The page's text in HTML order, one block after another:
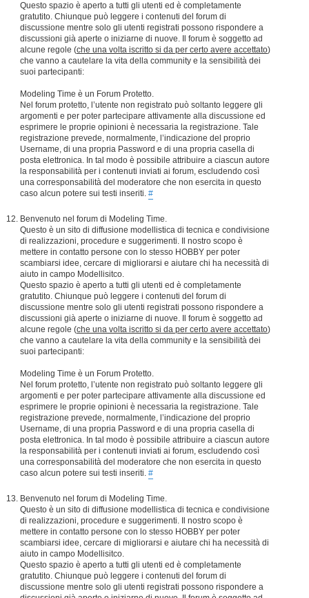
Questo spazio è aperto a tutti gli utenti ed è completamente
gratutito. Chiunque può leggere i contenuti del forum di
discussione mentre solo gli utenti registrati possono rispondere a
discussioni già aperte o iniziarne di nuove. Il forum è soggetto ad
alcune regole (che una volta iscritto si da per certo avere accettato)
che vanno a cautelare la vita della community e la sensibilità dei
suoi partecipanti:
Modeling Time è un Forum Protetto.
Nel forum protetto, l’utente non registrato può soltanto leggere gli
argomenti e per poter partecipare attivamente alla discussione ed
esprimere le proprie opinioni è necessaria la registrazione. Tale
registrazione prevede, normalmente, l’indicazione del proprio
Username, di una propria Password e di una propria casella di
posta elettronica. In tal modo è possibile attribuire a ciascun autore
la responsabilità per i contenuti inviati ai forum, escludendo così
una corresponsabilità del moderatore che non esercita in questo
caso alcun potere sui testi inseriti. #
Benvenuto nel forum di Modeling Time.
Questo è un sito di diffusione modellistica di tecnica e condivisione
di realizzazioni, procedure e suggerimenti. Il nostro scopo è
mettere in contatto persone con lo stesso HOBBY per poter
scambiarsi idee, cercare di migliorarsi e aiutare chi ha necessità di
aiuto in campo Modellisitco.
Questo spazio è aperto a tutti gli utenti ed è completamente
gratutito. Chiunque può leggere i contenuti del forum di
discussione mentre solo gli utenti registrati possono rispondere a
discussioni già aperte o iniziarne di nuove. Il forum è soggetto ad
alcune regole (che una volta iscritto si da per certo avere accettato)
che vanno a cautelare la vita della community e la sensibilità dei
suoi partecipanti:
Modeling Time è un Forum Protetto.
Nel forum protetto, l’utente non registrato può soltanto leggere gli
argomenti e per poter partecipare attivamente alla discussione ed
esprimere le proprie opinioni è necessaria la registrazione. Tale
registrazione prevede, normalmente, l’indicazione del proprio
Username, di una propria Password e di una propria casella di
posta elettronica. In tal modo è possibile attribuire a ciascun autore
la responsabilità per i contenuti inviati ai forum, escludendo così
una corresponsabilità del moderatore che non esercita in questo
caso alcun potere sui testi inseriti. #
Benvenuto nel forum di Modeling Time.
Questo è un sito di diffusione modellistica di tecnica e condivisione
di realizzazioni, procedure e suggerimenti. Il nostro scopo è
mettere in contatto persone con lo stesso HOBBY per poter
scambiarsi idee, cercare di migliorarsi e aiutare chi ha necessità di
aiuto in campo Modellisitco.
Questo spazio è aperto a tutti gli utenti ed è completamente
gratutito. Chiunque può leggere i contenuti del forum di
discussione mentre solo gli utenti registrati possono rispondere a